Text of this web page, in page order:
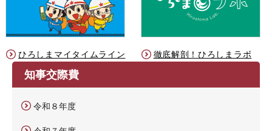
ひろしまマイタイムライン 徹底解剖！ひろしまラボ
知事交際費
令和８年度